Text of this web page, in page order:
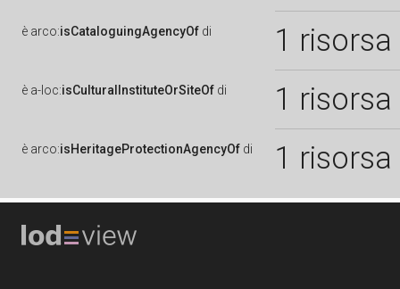
è arco:isCataloguingAgencyOf di 1 risorsa
è a-loc:isCulturalInstituteOrSiteOf di 1 risorsa
è arco:isHeritageProtectionAgencyOf di 1 risorsa